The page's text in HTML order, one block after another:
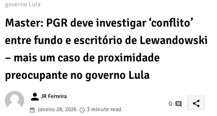
governo Lula
Master: PGR deve investigar ‘conflito’
entre fundo e escritório de Lewandowski
– mais um caso de proximidade
preocupante no governo Lula
person JR Ferreira
janeiro 28, 2026
3 minute read
0 share